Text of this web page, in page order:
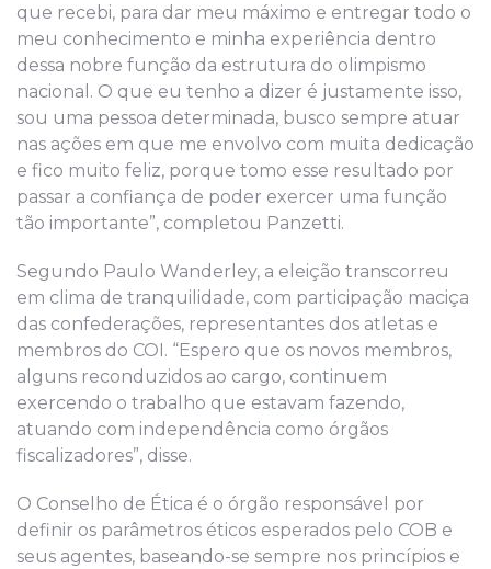
que recebi, para dar meu máximo e entregar todo o
meu conhecimento e minha experiência dentro
dessa nobre função da estrutura do olimpismo
nacional. O que eu tenho a dizer é justamente isso,
sou uma pessoa determinada, busco sempre atuar
nas ações em que me envolvo com muita dedicação
e fico muito feliz, porque tomo esse resultado por
passar a confiança de poder exercer uma função
tão importante”, completou Panzetti.
Segundo Paulo Wanderley, a eleição transcorreu
em clima de tranquilidade, com participação maciça
das confederações, representantes dos atletas e
membros do COI. “Espero que os novos membros,
alguns reconduzidos ao cargo, continuem
exercendo o trabalho que estavam fazendo,
atuando com independência como órgãos
fiscalizadores”, disse.
O Conselho de Ética é o órgão responsável por
definir os parâmetros éticos esperados pelo COB e
seus agentes, baseando-se sempre nos princípios e